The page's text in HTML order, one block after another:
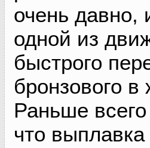
очень давно,
одной из
быстрого
бронзового
Раньше
что